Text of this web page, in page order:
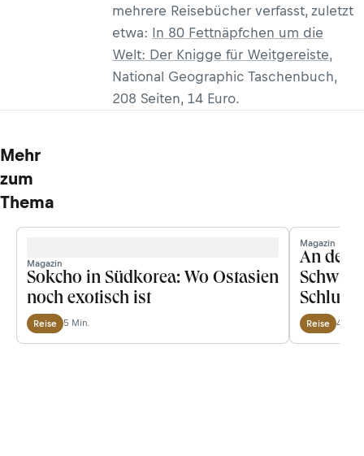
mehrere Reisebücher verfasst, zuletzt
etwa: In 80 Fettnäpfchen um die
Welt: Der Knigge für Weitgereiste,
National Geographic Taschenbuch,
208 Seiten, 14 Euro.
Mehr
zum
Thema
Magazin
Sokcho in Südkorea: Wo Ostasien
noch exotisch ist
Reise 5 Min.
Magazin
An der
Schlucht
Reise 4 Min.